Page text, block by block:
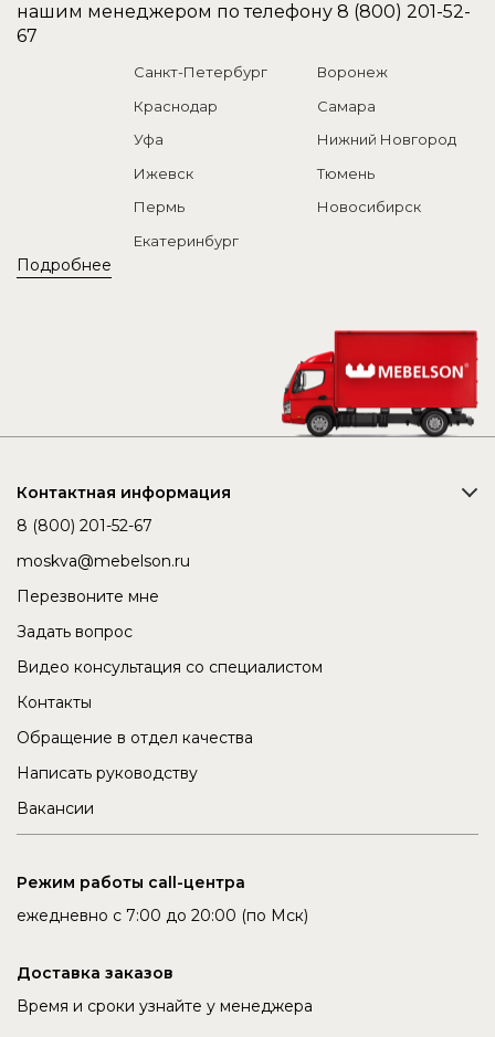
нашим менеджером по телефону 8 (800) 201-52-
67
Подробнее
Санкт-Петербург
Воронеж
Краснодар
Самара
Уфа
Нижний Новгород
Ижевск
Тюмень
Пермь
Новосибирск
Екатеринбург
Контактная информация
8 (800) 201-52-67
moskva@mebelson.ru
Перезвоните мне
Задать вопрос
Видео консультация со специалистом
Контакты
Обращение в отдел качества
Написать руководству
Вакансии
Режим работы call-центра
ежедневно с 7:00 до 20:00 (по Мск)
Доставка заказов
Время и сроки узнайте у менеджера